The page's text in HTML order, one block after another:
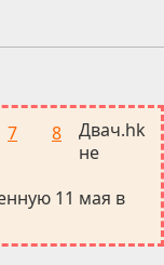
7 8
Двач.hk
не
11 мая в